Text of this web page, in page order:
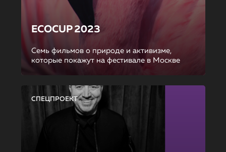
ECOCUP 2023
Семь фильмов о природе и активизме,
которые покажут на фестивале в Москве
СПЕЦПРОЕКТ